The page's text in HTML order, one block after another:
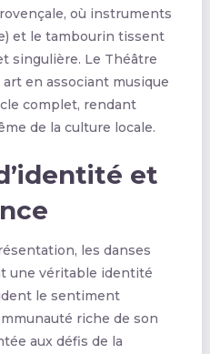
où instruments
et le tambourin tissent
singulière. Le Théâtre
en associant musique
complet, rendant
de la culture locale.
et
les danses
une véritable identité
le sentiment
riche de son
aux défis de la